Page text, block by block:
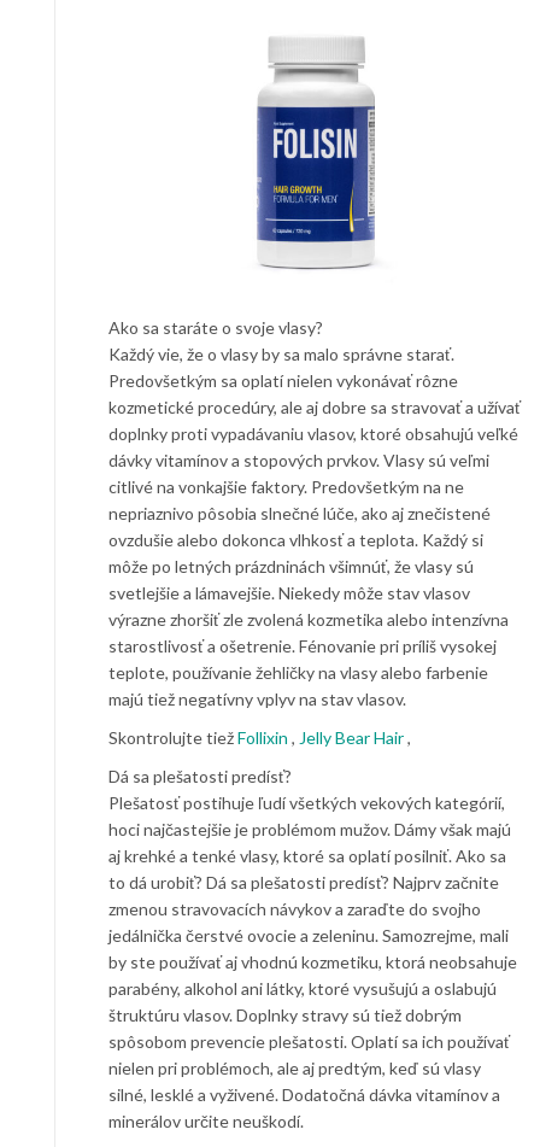
Ako sa staráte o svoje vlasy?
Každý vie, že o vlasy by sa malo správne starať.
Predovšetkým sa oplatí nielen vykonávať rôzne
kozmetické procedúry, ale aj dobre sa stravovať a užívať
doplnky proti vypadávaniu vlasov, ktoré obsahujú veľké
dávky vitamínov a stopových prvkov. Vlasy sú veľmi
citlivé na vonkajšie faktory. Predovšetkým na ne
nepriaznivo pôsobia slnečné lúče, ako aj znečistené
ovzdušie alebo dokonca vlhkosť a teplota. Každý si
môže po letných prázdninách všimnúť, že vlasy sú
svetlejšie a lámavejšie. Niekedy môže stav vlasov
výrazne zhoršiť zle zvolená kozmetika alebo intenzívna
starostlivosť a ošetrenie. Fénovanie pri príliš vysokej
teplote, používanie žehličky na vlasy alebo farbenie
majú tiež negatívny vplyv na stav vlasov.
Skontrolujte tiežFollixin , Jelly Bear Hair,
Dá sa plešatosti predísť?
Plešatosť postihuje ľudí všetkých vekových kategórií,
hoci najčastejšie je problémom mužov. Dámy však majú
aj krehké a tenké vlasy, ktoré sa oplatí posilniť. Ako sa
to dá urobiť? Dá sa plešatosti predísť? Najprv začnite
zmenou stravovacích návykov a zaraďte do svojho
jedálnička čerstvé ovocie a zeleninu. Samozrejme, mali
by ste používať aj vhodnú kozmetiku, ktorá neobsahuje
parabény, alkohol ani látky, ktoré vysušujú a oslabujú
štruktúru vlasov. Doplnky stravy sú tiež dobrým
spôsobom prevencie plešatosti. Oplatí sa ich používať
nielen pri problémoch, ale aj predtým, keď sú vlasy
silné, lesklé a vyživené. Dodatočná dávka vitamínov a
minerálov určite neuškodí.